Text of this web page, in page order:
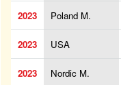
2023 Poland M.
2023 USA
2023 Nordic M.